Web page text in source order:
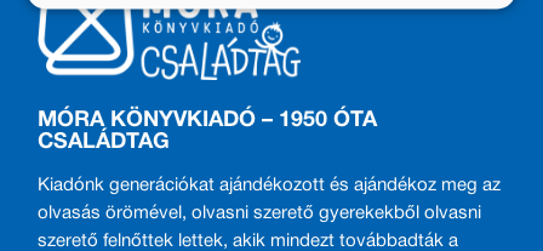
MÓRA KÖNYVKIADÓ – 1950 ÓTA
CSALÁDTAG
Kiadónk generációkat ajándékozott és ajándékoz meg az
olvasás örömével, olvasni szerető gyerekekből olvasni
szerető felnőttek lettek, akik mindezt továbbadták a